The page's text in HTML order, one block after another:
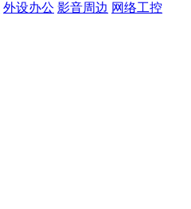
外设办公 影音周边 网络工控